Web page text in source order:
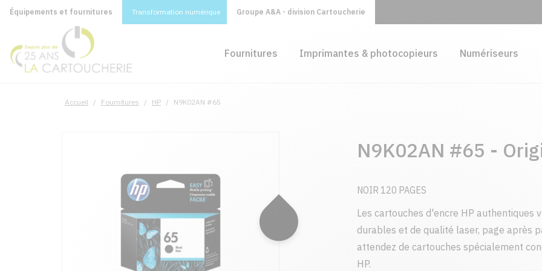
Équipements et fournitures Transformation numérique Groupe A&A - division Cartoucherie
Fournitures Imprimantes & photocopieurs Numériseurs
Accueil / Fournitures / HP / N9K02AN #65
N9K02AN #65 -
NOIR 120 PAGES
Les cartouches d'encre HP
durables et de qualité laser, page après
attendez de cartouches spécialement
HP.